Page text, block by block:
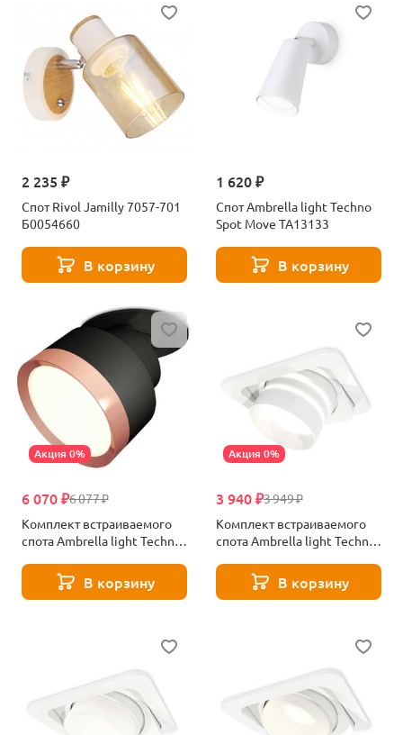
2 235 ₽
Спот Rivol Jamilly 7057-701
Б0054660
В корзину
1 620 ₽
Спот Ambrella light Techno
Spot Move TA13133
В корзину
Акция 0%
6 077 ₽
6 070 ₽
Комплект встраиваемого
спота Ambrella light Techno
C8102, N8126) XM8102503
В корзину
Акция 0%
3 949 ₽
3 940 ₽
Комплект встраиваемого
спота Ambrella light Techno
XC7658082В корзину